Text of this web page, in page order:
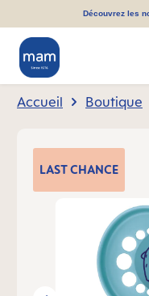
principalDécouvrez les
Accueil Boutique
LASTCHANCE